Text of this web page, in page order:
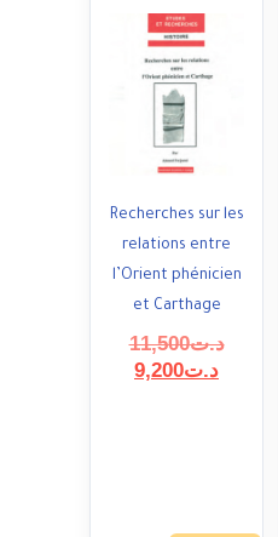
Recherches sur les
relations entre
l’Orient phénicien
et Carthage
د.ت11,500السعر
د.ت9,200السعر